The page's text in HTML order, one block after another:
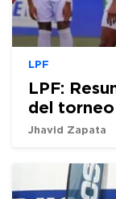
LPF
LPF:
del
Jhavid Zapata